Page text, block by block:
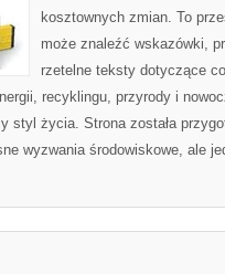
kosztownych zmian. To
może znaleźć wskazówki,
rzetelne teksty dotyczące
recyklingu, przyrody i
styl życia. Strona została
wyzwania środowiskowe, ale